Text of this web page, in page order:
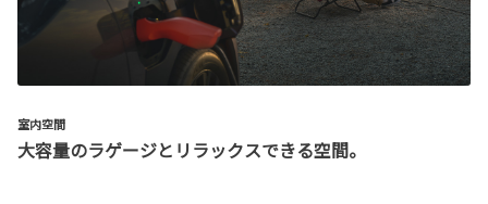
室内空間
大容量のラゲージとリラックスできる空間。